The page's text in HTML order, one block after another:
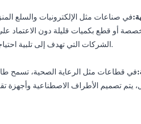
الشركات التي تهدف إلى تلبية احتياجات الأسواق المتخصصة أو اختبار أفكار منتجات جديدة.
يتم تصميم الأطراف الاصطناعية وأجهزة